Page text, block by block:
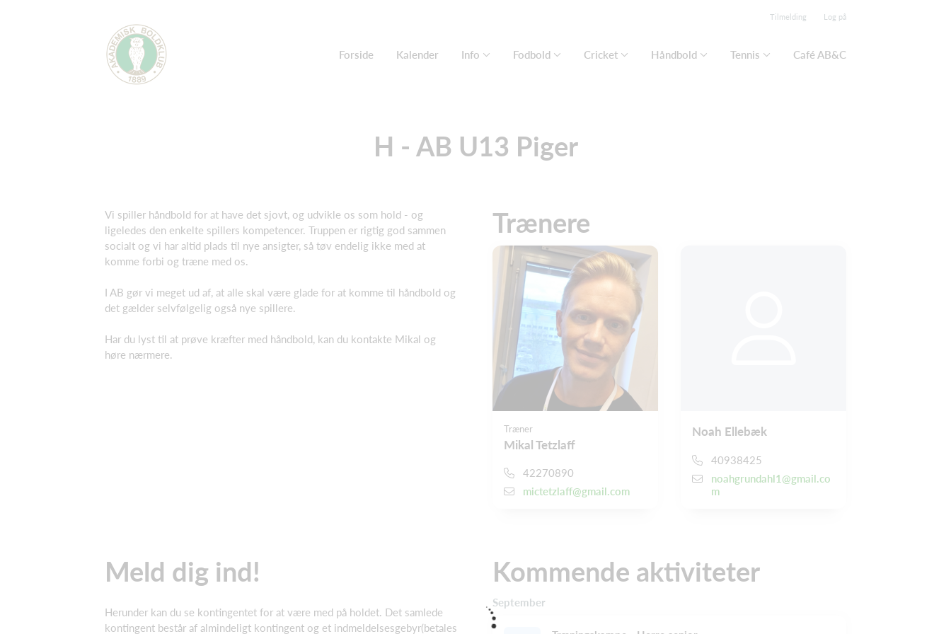
Tilmelding Log på
Forside Kalender Info Fodbold Cricket Håndbold Tennis Café AB&C
H - AB U13 Piger
Vi spiller håndbold for at have det sjovt, og udvikle os som hold - og
ligeledes den enkelte spillers kompetencer. Truppen er rigtig god sammen
socialt og vi har altid plads til nye ansigter, så tøv endelig ikke med at
komme forbi og træne med os.
I AB gør vi meget ud af, at alle skal være glade for at komme til håndbold og
det gælder selvfølgelig også nye spillere.
Har du lyst til at prøve kræfter med håndbold, kan du kontakte Mikal og
høre nærmere.
Trænere
Træner
Mikal Tetzlaff
42270890
mictetzlaff@gmail.com
Noah Ellebæk
40938425
noahgrundahl1@gmail.co
m
Meld dig ind!
Herunder kan du se kontingentet for at være med på holdet. Det samlede
kontingent består af almindeligt kontingent og et indmeldelsesgebyr(betales
Kommende aktiviteter
September